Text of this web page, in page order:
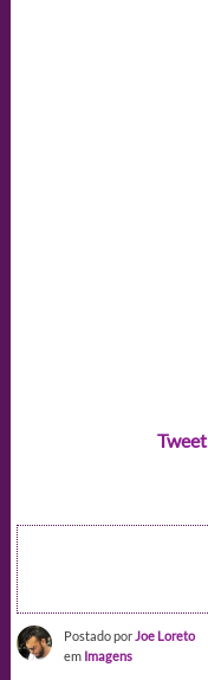
Tweet
Postado por Joe Loreto
em Imagens